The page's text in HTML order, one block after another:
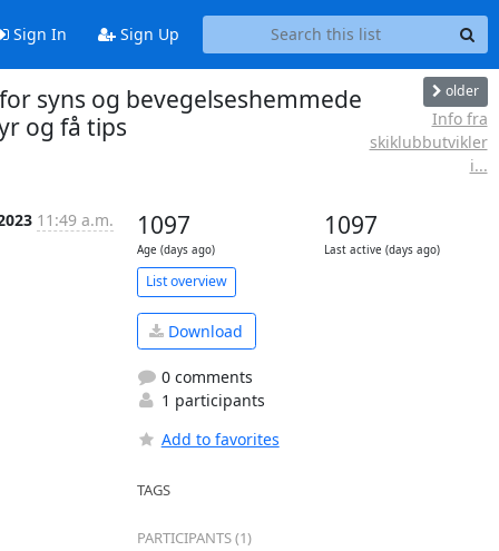
Sign In Sign Up
syns og bevegelseshemmede
og få tips
older
Info fra
skiklubbutvikler
i...
11:49 a.m. 1097
Age (days ago)
1097
Last active (days ago)
List overview
Download
0 comments
1 participants
Add to favorites
TAGS
PARTICIPANTS (1)